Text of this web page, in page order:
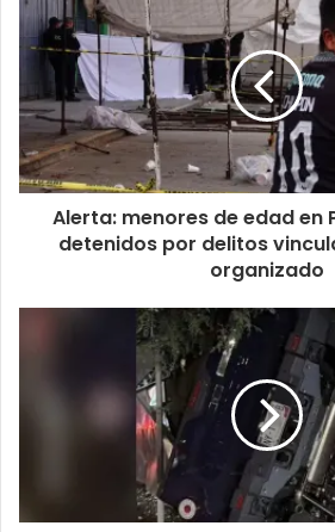
Alerta: menores de edad en
detenidos por delitos
organizado